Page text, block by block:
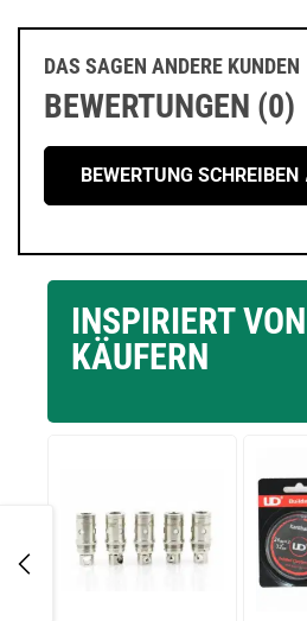
DAS SAGEN ANDERE KUNDEN
BEWERTUNGEN (0)
BEWERTUNG SCHREIBEN
INSPIRIERT
KÄUFERN